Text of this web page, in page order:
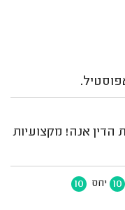
הדין אנה! מקצועיות
10 יחס 10